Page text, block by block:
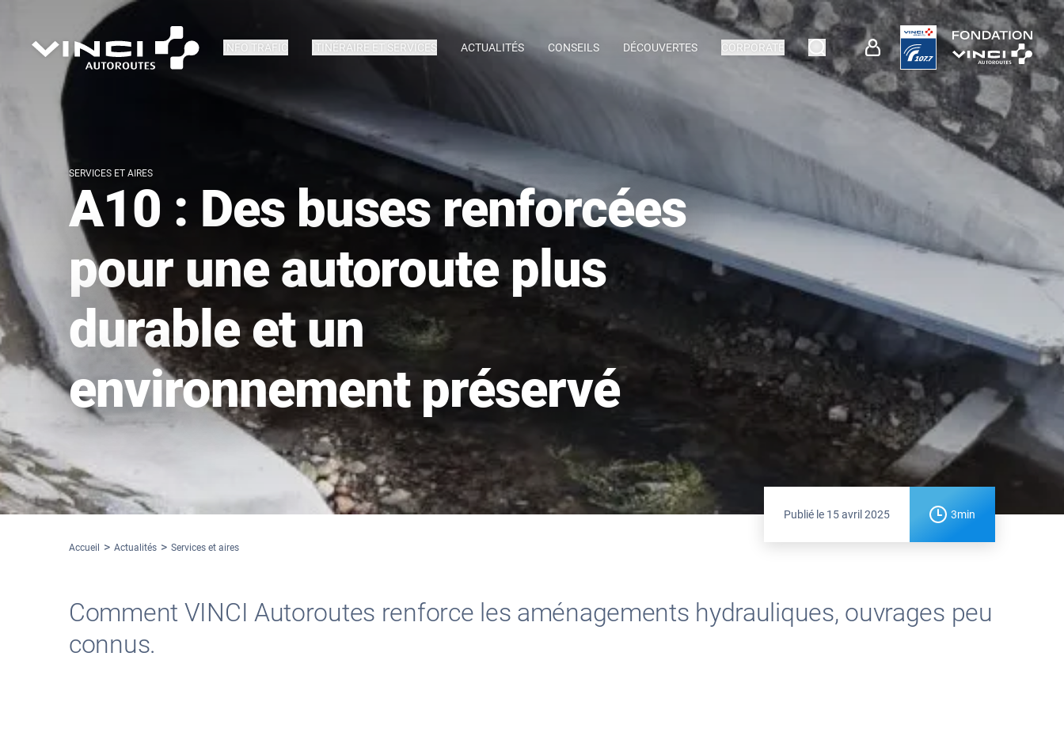
INFO TRAFIC ITINÉRAIRE ET SERVICES ACTUALITÉS CONSEILS DÉCOUVERTES CORPORATE
SERVICES ET AIRES
A10 : Des buses renforcées
pour une autoroute plus
durable et un
environnement préservé
Publié le 15 avril 2025 3min
Accueil Actualités Services et aires
Comment VINCI Autoroutes renforce les aménagements hydrauliques, ouvrages peu
connus.